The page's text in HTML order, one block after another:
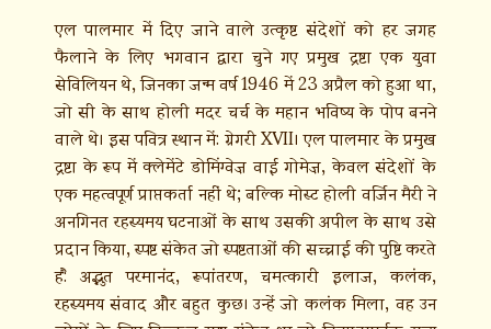
एल पालमार में दिए जाने वाले उत्कृष्ट संदेशों को हर जगह
फैलाने के लिए भगवान द्वारा चुने गए प्रमुख द्रष्टा एक युवा
सेविलियन थे, जिनका जन्म वर्ष 1946 में 23 अप्रैल को हुआ था,
जो सी के साथ होली मदर चर्च के महान भविष्य के पोप बनने
वाले थे। इस पवित्र स्थान में: ग्रेगरी XVII। एल पालमार के प्रमुख
द्रष्टा के रूप में क्लेमेंटे डोमिंग्वेज़ वाई गोमेज़, केवल संदेशों के
एक महत्वपूर्ण प्राप्तकर्ता नहीं थे; बल्कि मोस्ट होली वर्जिन मैरी ने
अनगिनत रहस्यमय घटनाओं के साथ उसकी अपील के साथ उसे
प्रदान किया, स्पष्ट संकेत जो स्पष्टताओं की सच्चाई की पुष्टि करते
हैं: अद्भुत परमानंद, रूपांतरण, चमत्कारी इलाज, कलंक,
रहस्यमय संवाद और बहुत कुछ। उन्हें जो कलंक मिला, वह उन